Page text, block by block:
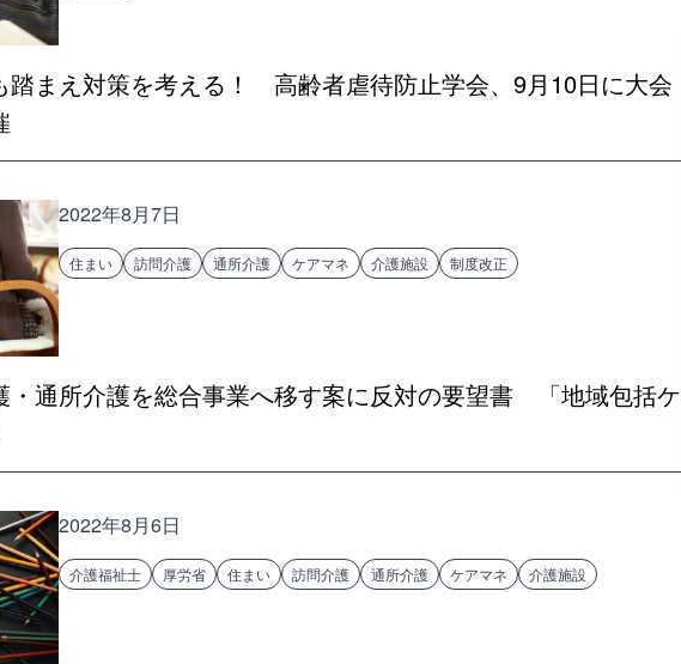
踏まえ対策を考える！ 高齢者虐待防止学会、9月10日に大会
2022年8月7日
住まい 訪問介護 通所介護 ケアマネ 介護施設 制度改正
・通所介護を総合事業へ移す案に反対の要望書 「地域包括ケ
2022年8月6日
介護福祉士 厚労省 住まい 訪問介護 通所介護 ケアマネ 介護施設